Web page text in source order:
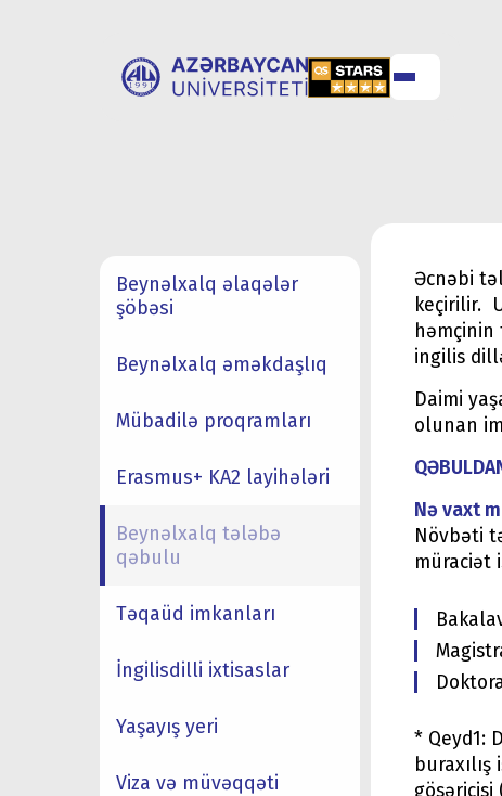
Beynəlxalq əlaqələr
şöbəsi
Beynəlxalq əməkdaşlıq
Mübadilə proqramları
Erasmus+ KA2 layihələri
Beynəlxalq tələbə
qəbulu
Təqaüd imkanları
İngilisdilli ixtisaslar
Yaşayış yeri
Viza və müvəqqəti
Əcnəbi
keçirilir.
ingilis
Daimi
olunan
Nə vaxt
Növbəti
müraciət
* Qeyd1:
gösəricisi